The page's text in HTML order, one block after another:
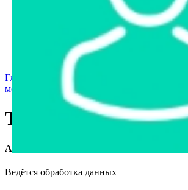
Арестованное имущество
Реестр несостоявшихся торгов
Реестр переоценок
Государственное имущество
Главная страница
мобильности
› Трицикл BNP ZEVS
Трицикл BNP ZEVS
Аукцион завершён
Ведётся обработка данных